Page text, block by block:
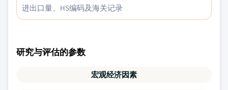
进出口量、HS编码及海关记录
研究与评估的参数
宏观经济因素